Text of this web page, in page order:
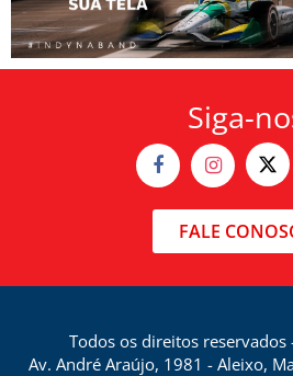
Siga-
FALE
Todos os direitos reservados
Av. André Araújo, 1981 - Aleixo,